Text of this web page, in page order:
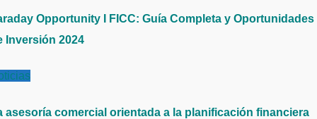
Opportunity I FICC: Guía Completa y Oportunidades
Inversión 2024
asesoría comercial orientada a la planificación financiera